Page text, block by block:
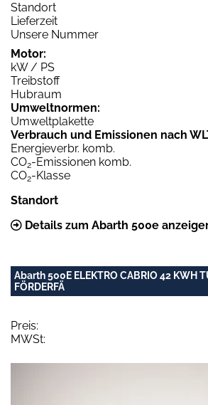
Standort
Lieferzeit
Unsere Nummer
Motor:
kW / PS
Treibstoff
Hubraum
Umweltnormen:
Umweltplakette
Verbrauch und Emissionen nach
Energieverbr. komb.
CO2-Emissionen komb.
CO2-Klasse
Standort
Details zum Abarth 500e
Abarth 500E ELEKTRO CABRIO 42 KWH
FÖRDERFÄ
Preis:
MWSt: